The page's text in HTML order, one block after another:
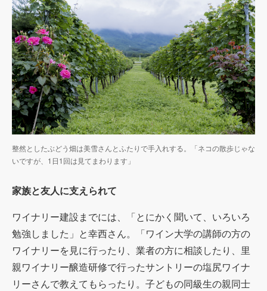
整然としたぶどう畑は美雪さんとふたりで手入れする。「ネコの散歩じゃな
いですが、1日1回は見てまわります」
家族と友人に支えられて
ワイナリー建設までには、「とにかく聞いて、いろいろ
勉強しました」と幸西さん。「ワイン大学の講師の方の
ワイナリーを見に行ったり、業者の方に相談したり、里
親ワイナリー醸造研修で行ったサントリーの塩尻ワイナ
リーさんで教えてもらったり。子どもの同級生の親同士